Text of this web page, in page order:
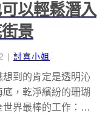
以輕鬆潛入
景
| 討喜小姐
想到的肯定是透明沁
底，乾淨繽紛的珊瑚
界最棒的工作：大